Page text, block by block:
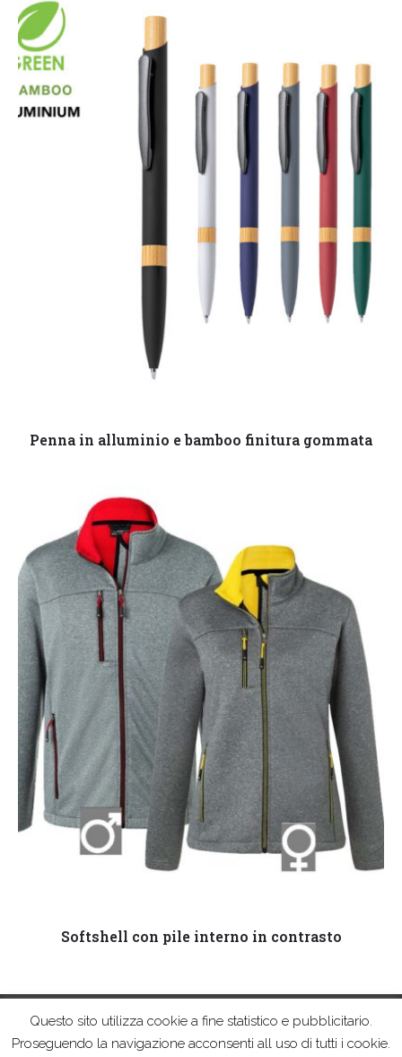
Leggi tutto
Penna in alluminio e bamboo finitura gommata
Leggi tutto
Softshell con pile interno in contrasto
© Pro&motion Srl | All Rights Reserved | Via E. Reginato, 85/H 31100
Questo sito utilizza cookie a fine statistico e pubblicitario.
Proseguendo la navigazione acconsenti all uso di tutti i cookie.